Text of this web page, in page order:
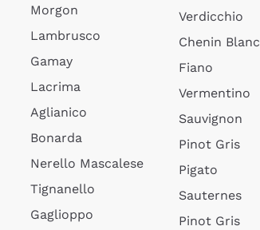
Morgon
Lambrusco
Gamay
Lacrima
Aglianico
Bonarda
Nerello Mascalese
Tignanello
Gaglioppo
Verdicchio
Chenin Blanc
Fiano
Vermentino
Sauvignon
Pinot Gris
Pigato
Sauternes
Pinot Gris